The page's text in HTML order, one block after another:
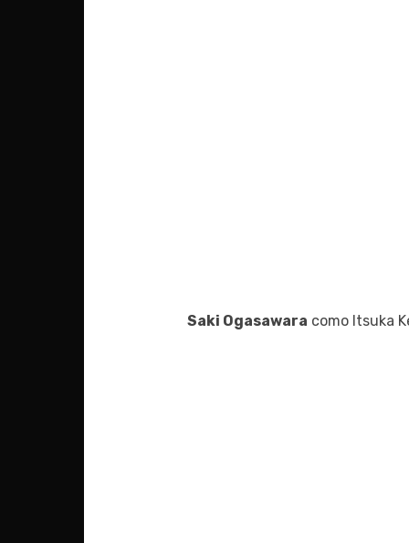
Saki Ogasawara como Itsuka